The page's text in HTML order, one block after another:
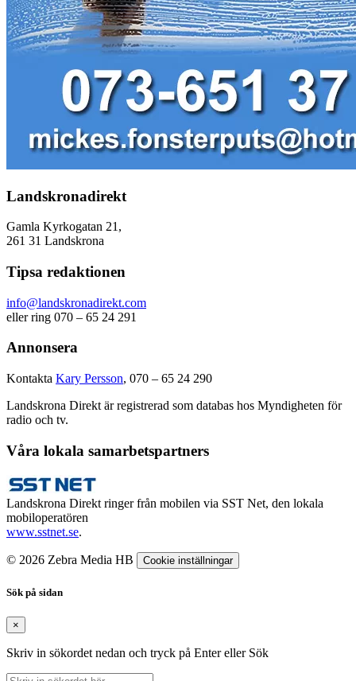
Landskronadirekt
Gamla Kyrkogatan 21,
261 31 Landskrona
Tipsa redaktionen
info@landskronadirekt.com
eller ring 070 – 65 24 291
Annonsera
Kontakta Kary Persson, 070 – 65 24 290
Landskrona Direkt är registrerad som databas hos Myndigheten för
radio och tv.
Våra lokala samarbetspartners
Landskrona Direkt ringer från mobilen via SST Net, den lokala
mobiloperatören
www.sstnet.se.
© 2026 Zebra Media HB Cookie inställningar
Sök på sidan
×
Skriv in sökordet nedan och tryck på Enter eller Sök